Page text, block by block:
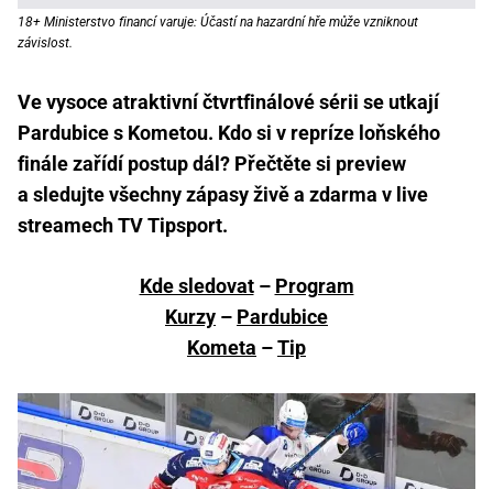
18+ Ministerstvo financí varuje: Účastí na hazardní hře může vzniknout
závislost.
Ve vysoce atraktivní čtvrtfinálové sérii se utkají
Pardubice s Kometou. Kdo si v repríze loňského
finále zařídí postup dál? Přečtěte si preview
a sledujte všechny zápasy živě a zdarma v live
streamech TV Tipsport.
Kde sledovat– Program
Kurzy – Pardubice
Kometa –Tip